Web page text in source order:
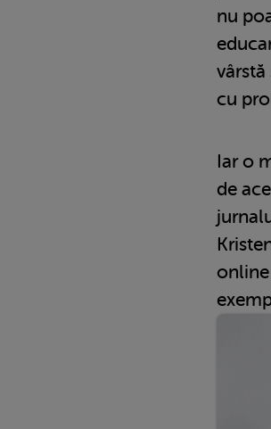
nu
cu
Iar o
de
online